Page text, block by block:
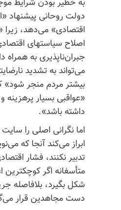
دولت روحانی پیشنهاد
اقتصادی» می‌دهد، زیرا
اصلاح سیاستهای
جبران‌ناپذیری به همراه
می‌تواند به تشدید
بیشتر مردم منجر
«عواقبی بسیار پرهزینه
داشته باشد».
ابراز می‌کند آنجا که
تدبیر نکنند، فشار
متأسفانه اگر
شکل بگیرد، بلافاصله
دست مجاهدین قرار